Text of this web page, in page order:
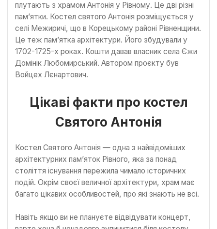
плутають з храмом Антонія у Рівному. Це дві різні
пам’ятки. Костел святого Антонія розміщується у
селі Межиричі, що в Корецькому районі Рівненщини.
Це теж пам’ятка архітектури. Його збудували у
1702-1725-х роках. Кошти давав власник села Єжи
Домінік Любомирський. Автором проєкту був
Войцех Лєнартович.
Цікаві факти про костел
Святого Антонія
Костел Святого Антонія — одна з найвідоміших
архітектурних пам’яток Рівного, яка за понад
століття існування пережила чимало історичних
подій. Окрім своєї величної архітектури, храм має
багато цікавих особливостей, про які знають не всі.
Навіть якщо ви не плануєте відвідувати концерт,